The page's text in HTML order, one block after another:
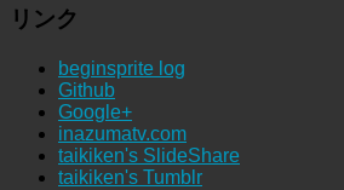
リンク
beginsprite log
Github
Google+
inazumatv.com
taikiken's SlideShare
taikiken's Tumblr